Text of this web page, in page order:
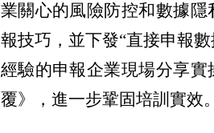
業關心的風險防控和數據
報技巧，並下發“直接申報
經驗的申報企業現場分享
覆》，進一步鞏固培訓實效